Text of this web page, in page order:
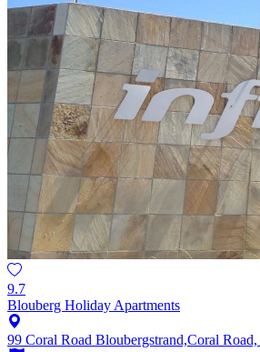
9.7
Blouberg Holiday Apartments
99 Coral Road Bloubergstrand,Coral